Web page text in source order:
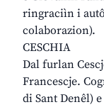
ringraciìn i
colaborazion).
CESCHIA
Dal furlan
Francescje.
di Sant Denêl)